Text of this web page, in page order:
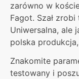
zarówno w
Fagot. Szał
Uniwersalna, ale
polska
Znakomite
testowany i